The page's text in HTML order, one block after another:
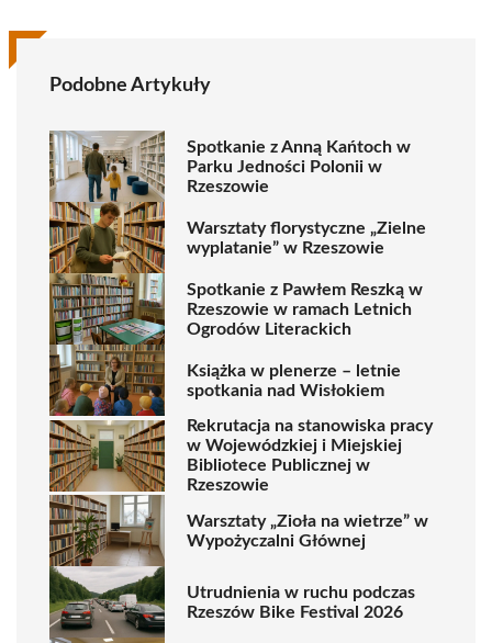
Podobne Artykuły
Spotkanie z Anną Kańtoch w
Parku Jedności Polonii w
Rzeszowie
Warsztaty florystyczne „Zielne
wyplatanie” w Rzeszowie
Spotkanie z Pawłem Reszką w
Rzeszowie w ramach Letnich
Ogrodów Literackich
Książka w plenerze – letnie
spotkania nad Wisłokiem
Rekrutacja na stanowiska pracy
w Wojewódzkiej i Miejskiej
Bibliotece Publicznej w
Rzeszowie
Warsztaty „Zioła na wietrze” w
Wypożyczalni Głównej
Utrudnienia w ruchu podczas
Rzeszów Bike Festival 2026